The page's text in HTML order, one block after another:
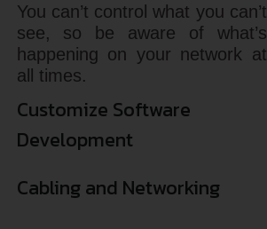
You can’t control what you can’t
see, so be aware of what’s
happening on your network at
all times.
Customize Software
Development
Cabling and Networking